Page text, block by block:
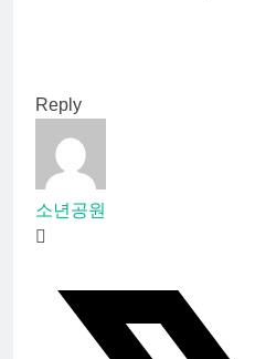
Reply
소년공원